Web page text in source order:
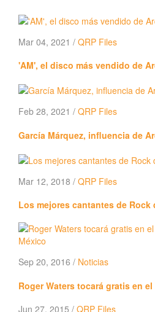
Mar 04, 2021 / QRP Files
'AM', el disco más vendido de
Feb 28, 2021 / QRP Files
García Márquez, influencia de
Mar 12, 2018 / QRP Files
Los mejores cantantes de Rock
Sep 20, 2016 / Noticias
Roger Waters tocará gratis en
Jun 27, 2015 / QRP Files